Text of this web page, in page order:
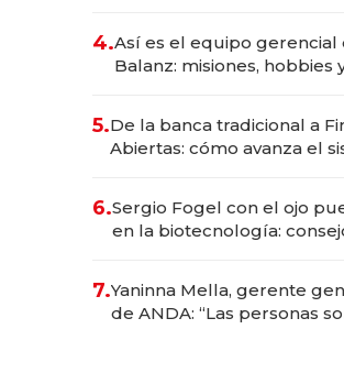
4.Así es el equipo gerencial
Balanz: misiones, hobbies
5.De la banca tradicional a
Abiertas: cómo avanza el
6.Sergio Fogel con el ojo
en la biotecnología:
rol de la IA
7.Yaninna Mella, gerente
de ANDA: “Las personas